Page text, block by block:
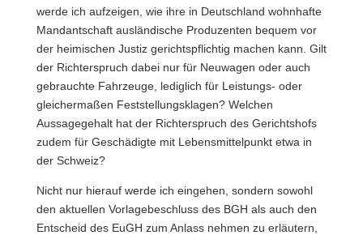
werde ich aufzeigen, wie ihre in Deutschland wohnhafte
Mandantschaft ausländische Produzenten bequem vor
der heimischen Justiz gerichtspflichtig machen kann. Gilt
der Richterspruch dabei nur für Neuwagen oder auch
gebrauchte Fahrzeuge, lediglich für Leistungs- oder
gleichermaßen Feststellungsklagen? Welchen
Aussagegehalt hat der Richterspruch des Gerichtshofs
zudem für Geschädigte mit Lebensmittelpunkt etwa in
der Schweiz?
Nicht nur hierauf werde ich eingehen, sondern sowohl
den aktuellen Vorlagebeschluss des BGH als auch den
Entscheid des EuGH zum Anlass nehmen zu erläutern,